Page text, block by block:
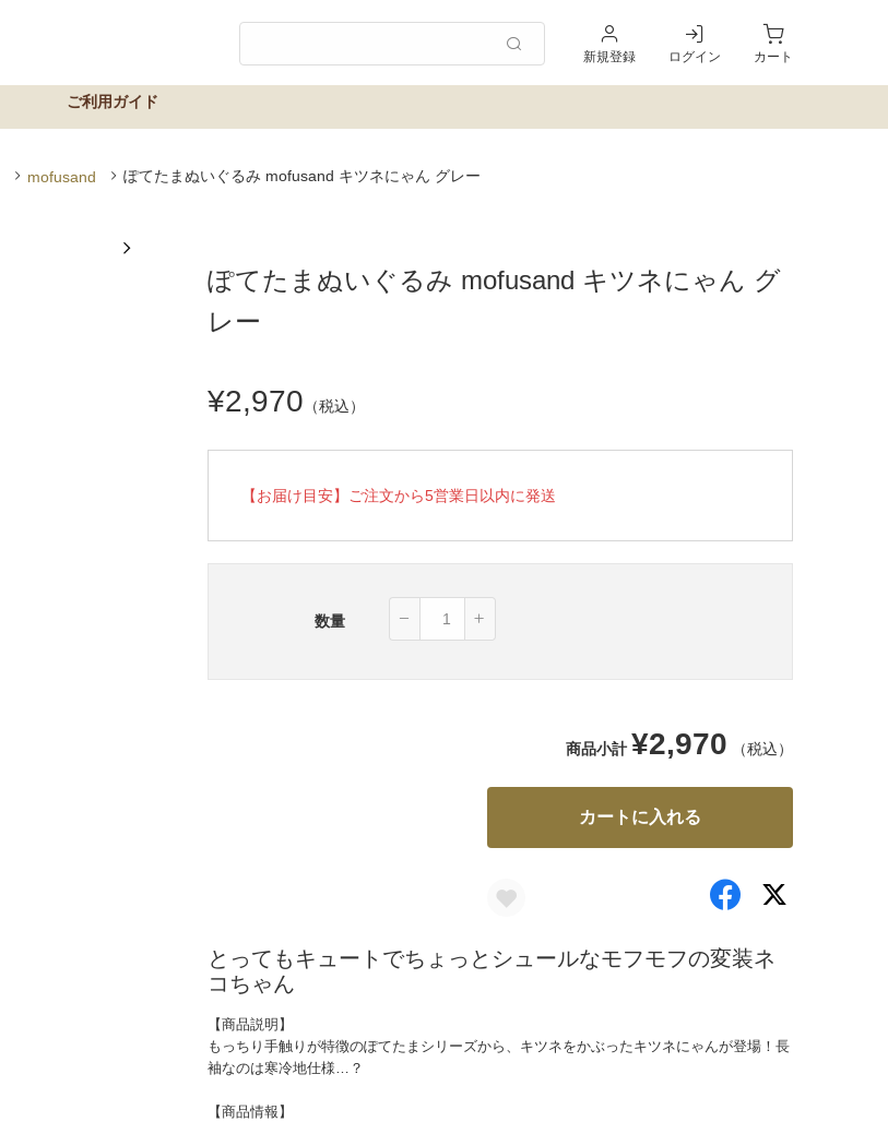
新規登録 ログイン カート
mofusand ぽてたまぬいぐるみ mofusand キツネにゃん グレー
ぽてたまぬいぐるみ mofusand キツネにゃん グ
レー
¥2,970 （税込）
【お届け目安】ご注文から5営業日以内に発送
数量
商品小計 ¥2,970 （税込）
カートに入れる